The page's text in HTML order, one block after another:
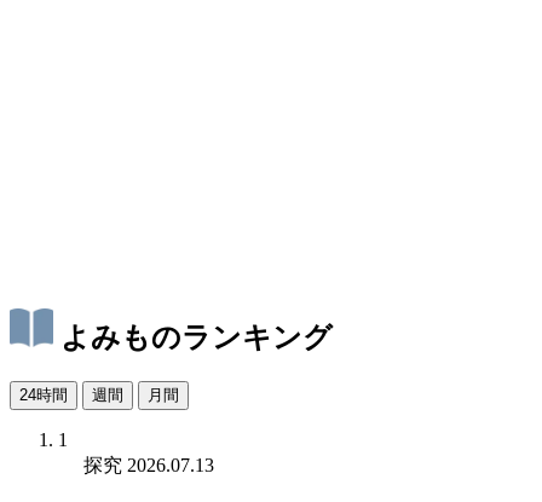
よみものランキング
24時間 週間 月間
1
探究 2026.07.13